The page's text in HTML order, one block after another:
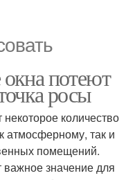
потеют
росы
количество
атмосферному, так и
помещений.
важное значение для